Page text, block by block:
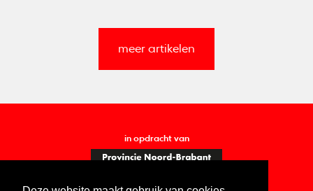
meer artikelen
in opdracht van